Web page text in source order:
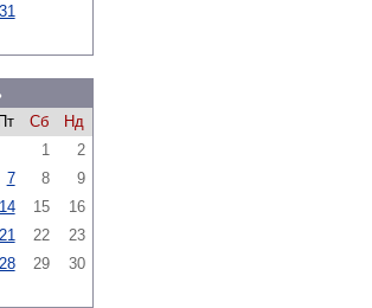
31
Пт Сб
Нд
1
2
7 8
9
14 15
16
21 22
23
28 29 30